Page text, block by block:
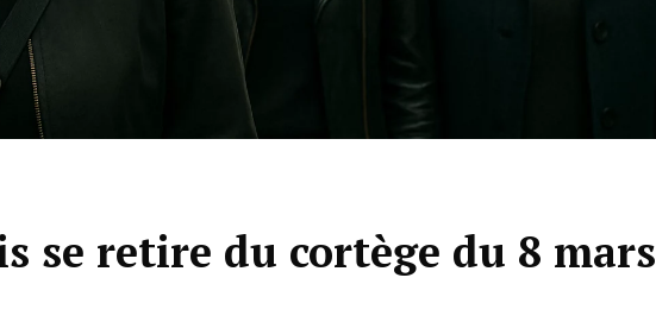
se retire du cortège du 8 mars